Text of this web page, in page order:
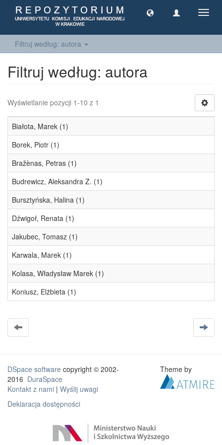
Filtruj według: autora
Filtruj według: autora
Wyświetlanie pozycji 1-10 z 1
Białota, Marek (1)
Borek, Piotr (1)
Bražènas, Petras (1)
Budrewicz, Aleksandra Z. (1)
Bursztyńska, Halina (1)
Dźwigoł, Renata (1)
Jakubec, Tomasz (1)
Karwala, Marek (1)
Kolasa, Władysław Marek (1)
Koniusz, Elżbieta (1)
DSpace software copyright © 2002-
2016 DuraSpace
Kontakt z nami | Wyślij uwagi
Deklaracja dostępności
Theme by